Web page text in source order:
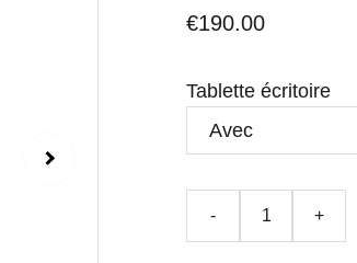
€190.00
Tablette écritoire
- +